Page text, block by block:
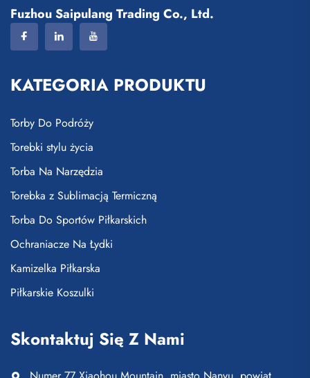
Fuzhou Saipulang Trading Co., Ltd.
KATEGORIA PRODUKTU
Torby Do Podróży
Torebki stylu życia
Torba Na Narzędzia
Torebka z Sublimacją Termiczną
Torba Do Sportów Piłkarskich
Ochraniacze Na Łydki
Kamizelka Piłkarska
Piłkarskie Koszulki
Skontaktuj Się Z Nami